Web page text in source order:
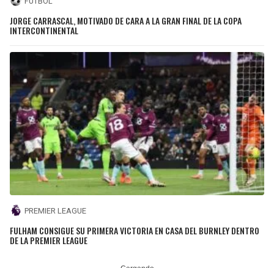
JORGE CARRASCAL, MOTIVADO DE CARA A LA GRAN FINAL DE LA COPA
INTERCONTINENTAL
PREMIER LEAGUE
FULHAM CONSIGUE SU PRIMERA VICTORIA EN CASA DEL BURNLEY DENTRO
DE LA PREMIER LEAGUE